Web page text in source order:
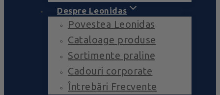
Despre Leonidas
Povestea Leonidas
Cataloage produse
Sortimente praline
Cadouri corporate
Întrebări Frecvente